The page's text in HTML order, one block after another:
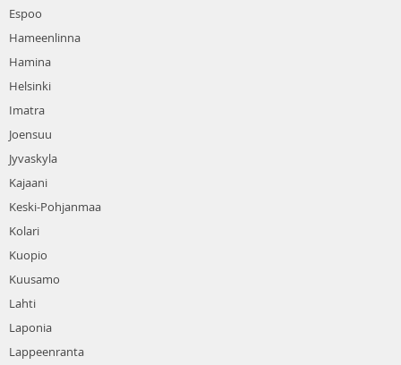
Espoo
Hameenlinna
Hamina
Helsinki
Imatra
Joensuu
Jyvaskyla
Kajaani
Keski-Pohjanmaa
Kolari
Kuopio
Kuusamo
Lahti
Laponia
Lappeenranta